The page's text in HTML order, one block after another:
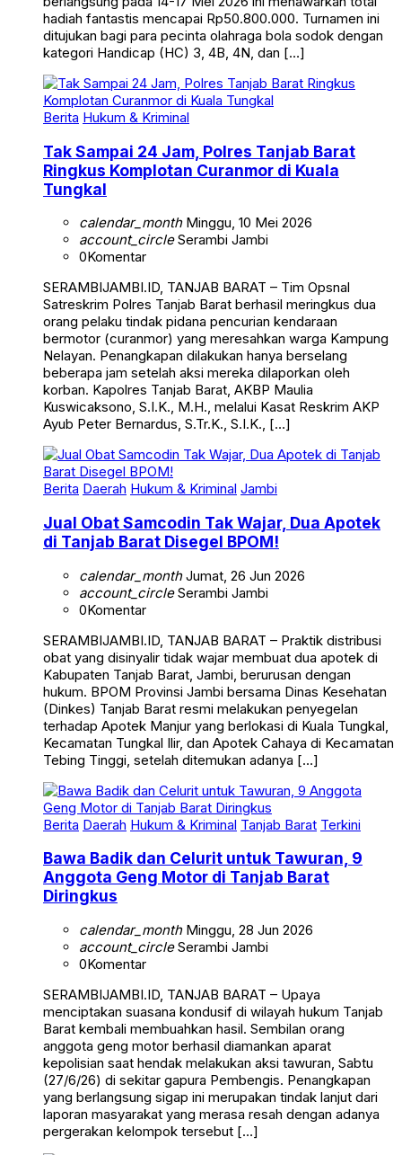
hadiah fantastis mencapai Rp50.800.000. Turnamen ini
ditujukan bagi para pecinta olahraga bola sodok dengan
kategori Handicap (HC) 3, 4B, 4N, dan […]
Berita Hukum & Kriminal
Tak Sampai 24 Jam, Polres Tanjab Barat
Ringkus Komplotan Curanmor di Kuala
Tungkal
calendar_monthMinggu, 10 Mei 2026
account_circleSerambi Jambi
0Komentar
SERAMBIJAMBI.ID, TANJAB BARAT – Tim Opsnal
Satreskrim Polres Tanjab Barat berhasil meringkus dua
orang pelaku tindak pidana pencurian kendaraan
bermotor (curanmor) yang meresahkan warga Kampung
Nelayan. Penangkapan dilakukan hanya berselang
beberapa jam setelah aksi mereka dilaporkan oleh
korban. Kapolres Tanjab Barat, AKBP Maulia
Kuswicaksono, S.I.K., M.H., melalui Kasat Reskrim AKP
Ayub Peter Bernardus, S.Tr.K., S.I.K., […]
Berita Daerah Hukum & Kriminal Jambi
Jual Obat Samcodin Tak Wajar, Dua Apotek
di Tanjab Barat Disegel BPOM!
calendar_monthJumat, 26 Jun 2026
account_circleSerambi Jambi
0Komentar
SERAMBIJAMBI.ID, TANJAB BARAT – Praktik distribusi
obat yang disinyalir tidak wajar membuat dua apotek di
Kabupaten Tanjab Barat, Jambi, berurusan dengan
hukum. BPOM Provinsi Jambi bersama Dinas Kesehatan
(Dinkes) Tanjab Barat resmi melakukan penyegelan
terhadap Apotek Manjur yang berlokasi di Kuala Tungkal,
Kecamatan Tungkal Ilir, dan Apotek Cahaya di Kecamatan
Tebing Tinggi, setelah ditemukan adanya […]
Berita Daerah Hukum & Kriminal Tanjab Barat Terkini
Bawa Badik dan Celurit untuk Tawuran, 9
Anggota Geng Motor di Tanjab Barat
Diringkus
calendar_monthMinggu, 28 Jun 2026
account_circleSerambi Jambi
0Komentar
SERAMBIJAMBI.ID, TANJAB BARAT – Upaya
menciptakan suasana kondusif di wilayah hukum Tanjab
Barat kembali membuahkan hasil. Sembilan orang
anggota geng motor berhasil diamankan aparat
kepolisian saat hendak melakukan aksi tawuran, Sabtu
(27/6/26) di sekitar gapura Pembengis. Penangkapan
yang berlangsung sigap ini merupakan tindak lanjut dari
laporan masyarakat yang merasa resah dengan adanya
pergerakan kelompok tersebut […]